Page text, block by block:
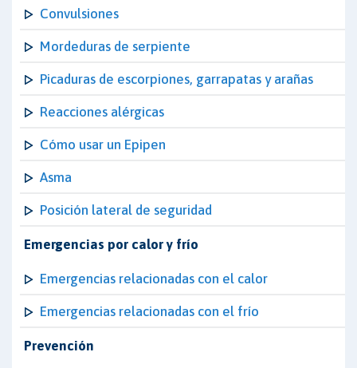
Convulsiones
Mordeduras de serpiente
Picaduras de escorpiones, garrapatas y arañas
Reacciones alérgicas
Cómo usar un Epipen
Asma
Posición lateral de seguridad
Emergencias por calor y frío
Emergencias relacionadas con el calor
Emergencias relacionadas con el frío
Prevención